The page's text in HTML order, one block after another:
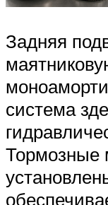
Задняя
система
Тормозные